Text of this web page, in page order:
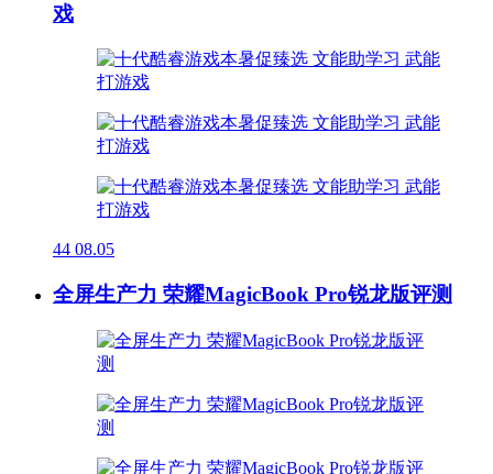
戏
44 08.05
全屏生产力 荣耀MagicBook Pro锐龙版评测